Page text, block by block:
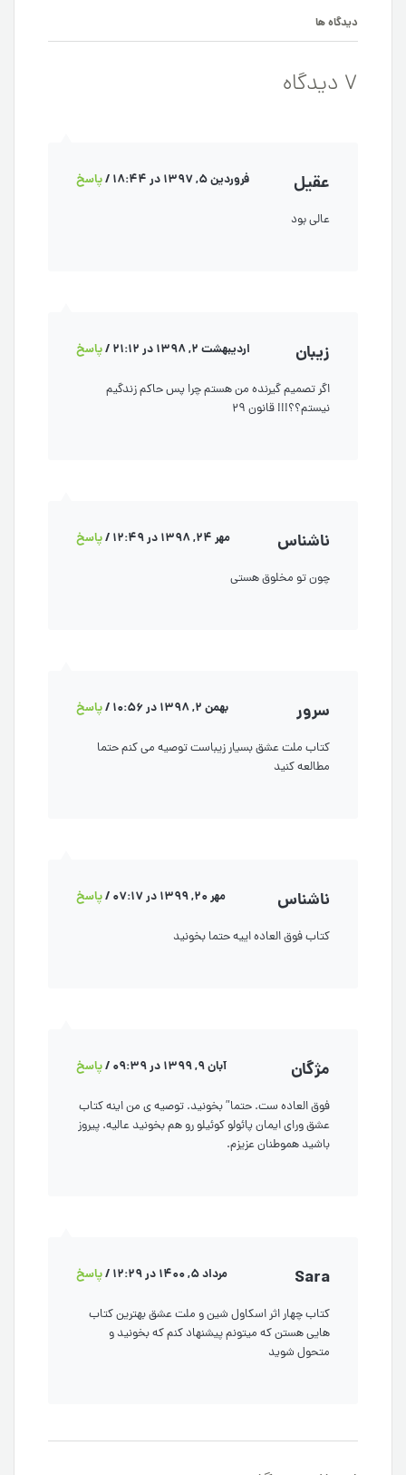
دیدگاه ها
7 دیدگاه
عقیل فروردین 5, 1397 در 18:44 /پاسخ
عالی بود
زيبان اردیبهشت 2, 1398 در 21:12 /پاسخ
اگر تصميم گيرنده من هستم چرا پس حاكم زندگيم
نيستم؟؟!!! قانون ٢٩
ناشناس مهر 24, 1398 در 12:49 /پاسخ
چون تو مخلوق هستی
سرور بهمن 2, 1398 در 10:56 /پاسخ
کتاب ملت عشق بسیار زیباست توصیه می کنم حتما
مطالعه کنید
ناشناس مهر 20, 1399 در 07:17 /پاسخ
کتاب فوق العاده اییه حتما بخونید
مژگان آبان 9, 1399 در 09:39 /پاسخ
فوق العاده ست. حتما” بخونید. توصیه ی من اینه کتاب
عشق ورای ایمان پائولو کوئیلو رو هم بخونید عالیه. پیروز
باشید هموطنان عزیزم.
Sara مرداد 5, 1400 در 12:29 /پاسخ
کتاب چهار اثر اسکاول شین و ملت عشق بهترین کتاب
هایی هستن که میتونم پیشنهاد کنم که بخونید و
متحول شوید